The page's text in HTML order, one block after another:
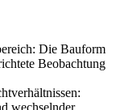
Die Bauform
Beobachtung
wechselnder